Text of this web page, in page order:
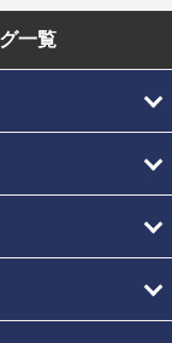
一覧